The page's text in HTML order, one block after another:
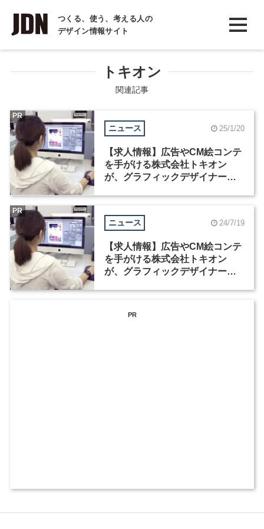
つくる、使う、考える人の
デザイン情報サイト
INTERVIEW
インタビュー
COLUMN
コラム
トキオン
関連記事
ニュース 25/1/20
【求人情報】広告やCM絵コンテ
を手がける株式会社トキオン
が、グラフィックデザイナーな
PR
ニュース 24/7/19
【求人情報】広告やCM絵コンテ
を手がける株式会社トキオン
が、グラフィックデザイナーな
PR
PR